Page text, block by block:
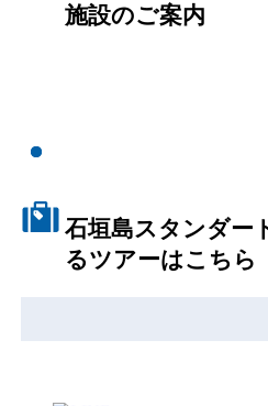
施設のご案内
石垣島スタンダー
るツアーはこちら